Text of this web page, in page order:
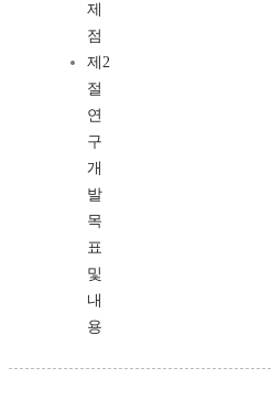
제
점
제2
절
연
구
개
발
목
표
및
내
용